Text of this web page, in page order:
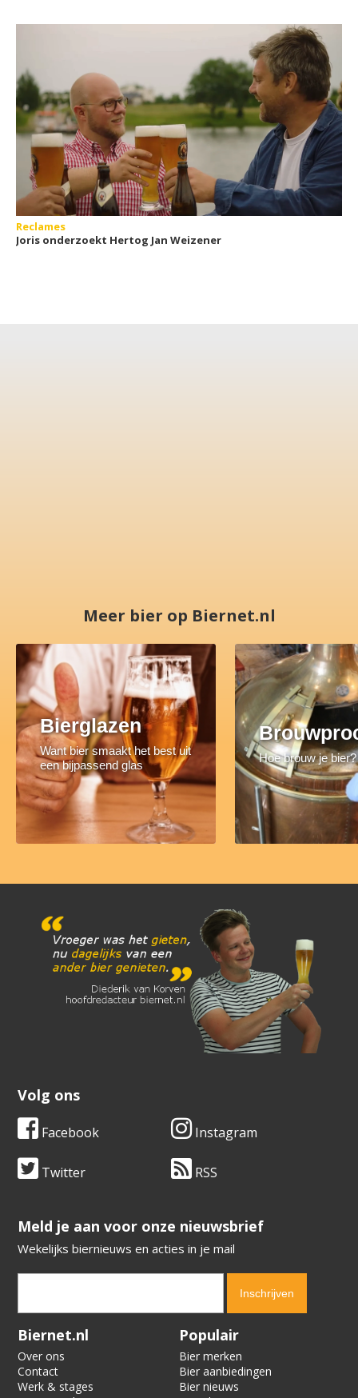
Reclames
Joris onderzoekt Hertog Jan Weizener
Meer bier op Biernet.nl
Bierglazen
Want bier smaakt het best uit
een bijpassend glas
Hoe brouw je bier?
Volg ons
Facebook Instagram
Twitter RSS
​​​​​​​Meld je aan voor onze nieuwsbrief
Wekelijks biernieuws en acties in je mail
Verification code:
Biernet.nl
Over ons
Contact
Werk & stages
Populair
Bier merken
Bier aanbiedingen
Bier nieuws